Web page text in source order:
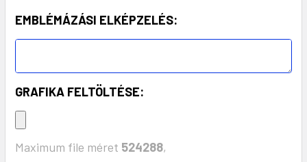
EMBLÉMÁZÁSI ELKÉPZELÉS:
GRAFIKA FELTÖLTÉSE:
Maximum file méret 524288,